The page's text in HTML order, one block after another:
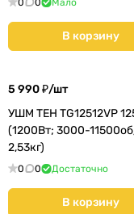
0 0 Мало
В корзину
5 990 ₽/шт
УШМ TEH TG12512VP
(1200Вт; 3000-
2,53кг)
0 0 Достаточно
В корзину